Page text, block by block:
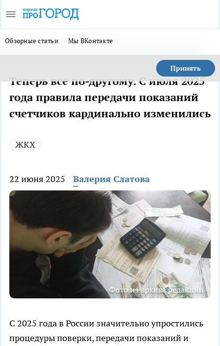
Обзорные статьи Мы ВКонтакте
Принять
Теперь все по-другому. С июля 2025
года правила передачи показаний
счетчиков кардинально изменились
ЖКХ
22 июня 2025 Валерия Слатова
Фото из архива редакции
С 2025 года в России значительно упростились
процедуры поверки, передачи показаний и